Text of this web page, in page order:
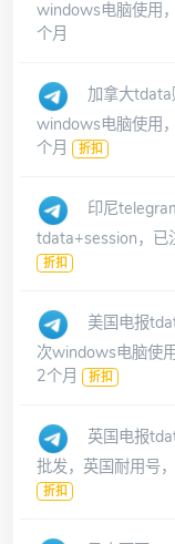
windows电脑使用
个月
加拿大
windows电脑使用
个月 折扣
印尼
tdata+session，已
折扣
美国电报
次windows电脑使
2个月 折扣
英国电报
批发，英国耐用号
折扣